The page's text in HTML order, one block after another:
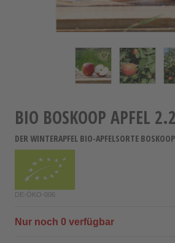
BIO BOSKOOP APFEL
DER WINTERAPFEL BIO-APFELSORTE
DE-ÖKO-006
Nur noch 0 verfügbar